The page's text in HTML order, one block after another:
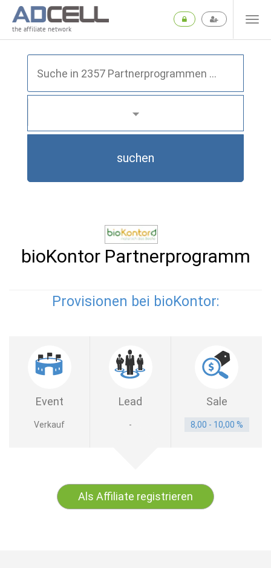
the affiliate network
suchen
bioKontor Partnerprogramm
Provisionen bei bioKontor:
Event Lead Sale
Verkauf - 8,00 - 10,00 %
Als Affiliate registrieren